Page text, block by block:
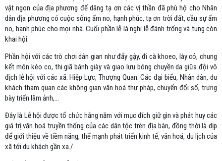
vật ngon của địa phương để dâng tạ ơn các vị thần đã phù hộ cho Nhân
dân địa phương có cuộc sống ấm no, hạnh phúc, tạ ơn trời đất, cầu sự ấm
no, hạnh phúc cho mọi nhà. Cuối phần lễ là nghi lễ đánh trống và tung còn
khai hội.
Phần hội với các trò chơi dân gian như đẩy gậy, đi cà khoeo, lày cỏ, chung
kết môn kéo co, thi giã bánh giày và giao lưu bóng chuyền da giữa đội vô
địch lễ hội với các xã: Hiệp Lực, Thượng Quan. Các đại biểu, Nhân dân, du
khách tham quan các không gian văn hoá thư pháp, chuyển đổi số, trưng
bày triển lãm ảnh,…
Đây là Lễ hội được tổ chức hằng năm với mục đích giữ gìn và phát huy các
giá trị văn hoá truyền thống của các dân tộc trên địa bàn, đồng thời là dịp
để giới thiệu về tiềm năng, thế mạnh phát triển kinh tế, văn hoá, du lịch của
xã tới du khách gần xa./.